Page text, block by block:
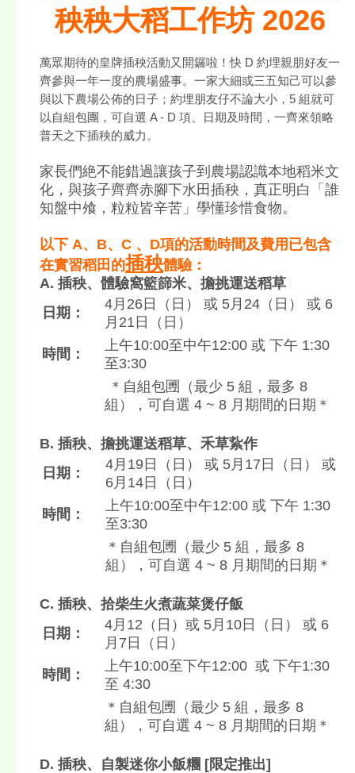
秧秧大稻工作坊 2026
萬眾期待的皇牌插秧活動又開鑼啦！快 D 約埋親朋好友一
齊參與一年一度的農場盛事。一家大細或三五知己可以參
與以下農場公佈的日子；約埋朋友仔不論大小，5 組就可
以自組包團，可自選 A - D 項、日期及時間，一齊來領略
普天之下插秧的威力。
家長們絶不能錯過讓孩子到農場認識本地稻米文
化，與孩子齊齊赤腳下水田插秧，真正明白「誰
知盤中飧，粒粒皆辛苦」學懂珍惜食物。
以下 A、B、C 、D項的活動時間及費用已包含
在實習稻田的插秧體驗：
A. 插秧、體驗窩籃篩米、擔挑運送稻草
日期：
4月26日（日） 或 5月24（日） 或 6
月21日（日）
時間：
上午10:00至中午12:00 或 下午 1:30
至3:30
＊自組包圑（最少 5 組，最多 8
組），可自選 4 ~ 8 月期間的日期＊
B. 插秧、擔挑運送稻草、禾草紥作
日期：
4月19日（日） 或 5月17日（日） 或
6月14日（日）
時間：
上午10:00至中午12:00 或 下午 1:30
至3:30
＊自組包圑（最少 5 組，最多 8
組），可自選 4 ~ 8 月期間的日期＊
C. 插秧、拾柴生火煮蔬菜煲仔飯
日期：
4月12（日）或 5月10日（日） 或 6
月7日（日）
時間：
上午10:00至下午12:00 或 下午1:30
至 4:30
＊自組包圑（最少 5 組，最多 8
組），可自選 4 ~ 8 月期間的日期＊
D. 插秧、自製迷你小飯糰 [限定推出]